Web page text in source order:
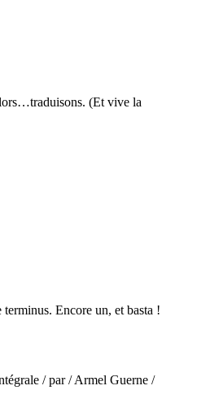
(Et vive la
Encore un, et basta !
/ par / Armel Guerne /